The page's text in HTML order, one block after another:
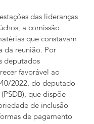
das lideranças
a comissão
que constavam
da reunião. Por
deputados
favorável ao
2022, do deputado
que dispõe
de inclusão
de pagamento